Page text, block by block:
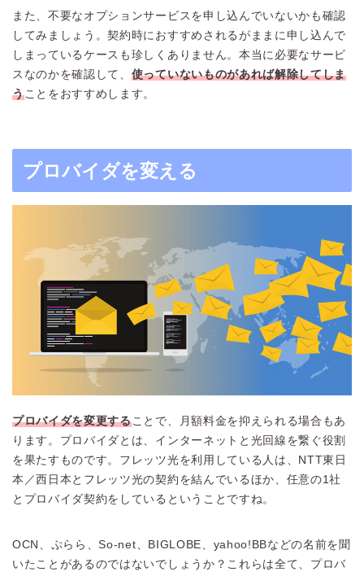
また、不要なオプションサービスを申し込んでいないかも確認
してみましょう。契約時におすすめされるがままに申し込んで
しまっているケースも珍しくありません。本当に必要なサービ
スなのかを確認して、 使っていないものがあれば解除してしま
うことをおすすめします。
プロバイダを変える
プロバイダを変更することで、月額料金を抑えられる場合もあ
ります。プロバイダとは、インターネットと光回線を繋ぐ役割
を果たすものです。フレッツ光を利用している人は、NTT東日
本／西日本とフレッツ光の契約を結んでいるほか、任意の1社
とプロバイダ契約をしているということですね。
OCN、ぷらら、So-net、BIGLOBE、yahoo!BBなどの名前を聞
いたことがあるのではないでしょうか？これらは全て、プロバ